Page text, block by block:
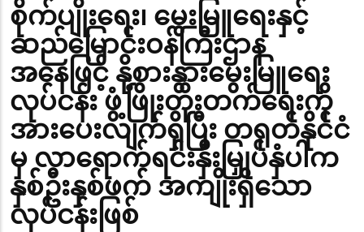
စိုက်ပျိုးရေး၊ မွေးမြူရေးနှင့်
ဆည်မြောင်းဝန်ကြီးဌာန
အနေဖြင့် နို့စားနွားမွေးမြူရေး
လုပ်ငန်း ဖွံ့ဖြိုးတိုးတက်ရေးကို
အားပေးလျက်ရှိပြီး တရုတ်နိုင်ငံ
မှ လာရောက်ရင်းနှီးမြှုပ်နှံပါက
နှစ်ဦးနှစ်ဖက် အကျိုးရှိသော
လုပ်ငန်းဖြစ်